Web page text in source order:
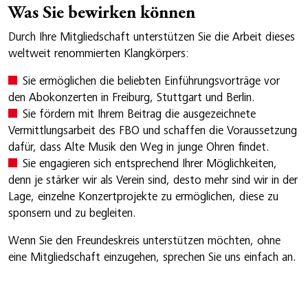
Was Sie bewirken können
Durch Ihre Mitgliedschaft unterstützen Sie die Arbeit dieses
weltweit renommierten Klangkörpers:
Sie ermöglichen die beliebten Einführungsvorträge vor
den Abokonzerten in Freiburg, Stuttgart und Berlin.
Sie fördern mit Ihrem Beitrag die ausgezeichnete
Vermittlungsarbeit des FBO und schaffen die Voraussetzung
dafür, dass Alte Musik den Weg in junge Ohren findet.
Sie engagieren sich entsprechend Ihrer Möglichkeiten,
denn je stärker wir als Verein sind, desto mehr sind wir in der
Lage, einzelne Konzertprojekte zu ermöglichen, diese zu
sponsern und zu begleiten.
Wenn Sie den Freundeskreis unterstützen möchten, ohne
eine Mitgliedschaft einzugehen, sprechen Sie uns einfach an.